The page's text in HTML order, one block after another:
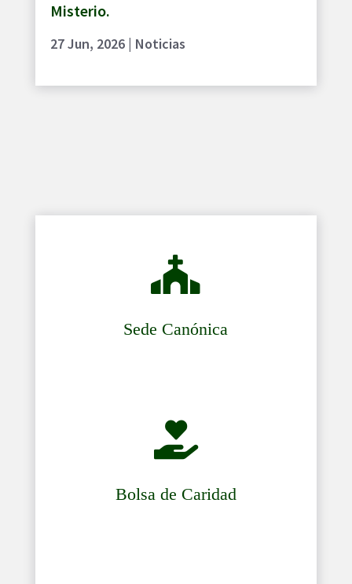
Misterio.
27 Jun, 2026| Noticias

Sede Canónica

Bolsa de Caridad